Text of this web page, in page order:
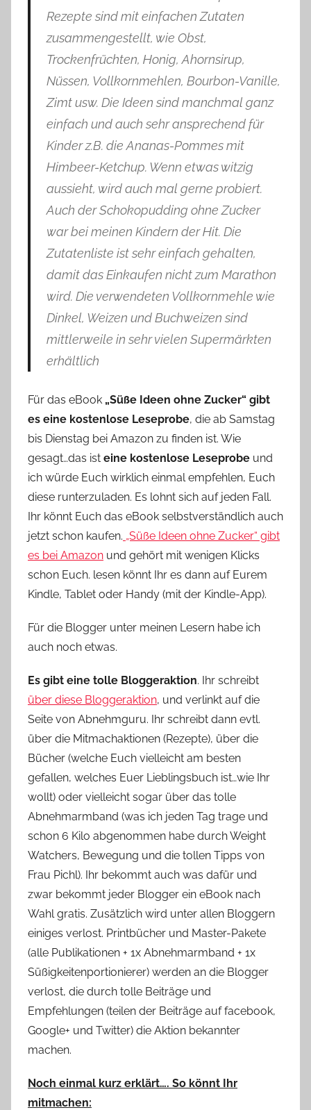
Rezepte sind mit einfachen Zutaten
zusammengestellt, wie Obst,
Trockenfrüchten, Honig, Ahornsirup,
Nüssen, Vollkornmehlen, Bourbon-Vanille,
Zimt usw. Die Ideen sind manchmal ganz
einfach und auch sehr ansprechend für
Kinder z.B. die Ananas-Pommes mit
Himbeer-Ketchup. Wenn etwas witzig
aussieht, wird auch mal gerne probiert.
Auch der Schokopudding ohne Zucker
war bei meinen Kindern der Hit. Die
Zutatenliste ist sehr einfach gehalten,
damit das Einkaufen nicht zum Marathon
wird. Die verwendeten Vollkornmehle wie
Dinkel, Weizen und Buchweizen sind
mittlerweile in sehr vielen Supermärkten
erhältlich
Für das eBook „Süße Ideen ohne Zucker“ gibt
es eine kostenlose Leseprobe, die ab Samstag
bis Dienstag bei Amazon zu finden ist. Wie
gesagt…das ist eine kostenlose Leseprobe und
ich würde Euch wirklich einmal empfehlen, Euch
diese runterzuladen. Es lohnt sich auf jeden Fall.
Ihr könnt Euch das eBook selbstverständlich auch
jetzt schon kaufen. „Süße Ideen ohne Zucker“ gibt
es bei Amazon und gehört mit wenigen Klicks
schon Euch. lesen könnt Ihr es dann auf Eurem
Kindle, Tablet oder Handy (mit der Kindle-App).
Für die Blogger unter meinen Lesern habe ich
auch noch etwas.
Es gibt eine tolle Bloggeraktion. Ihr schreibt
über diese Bloggeraktion, und verlinkt auf die
Seite von Abnehmguru. Ihr schreibt dann evtl.
über die Mitmachaktionen (Rezepte), über die
Bücher (welche Euch vielleicht am besten
gefallen, welches Euer Lieblingsbuch ist…wie Ihr
wollt) oder vielleicht sogar über das tolle
Abnehmarmband (was ich jeden Tag trage und
schon 6 Kilo abgenommen habe durch Weight
Watchers, Bewegung und die tollen Tipps von
Frau Pichl). Ihr bekommt auch was dafür und
zwar bekommt jeder Blogger ein eBook nach
Wahl gratis. Zusätzlich wird unter allen Bloggern
einiges verlost. Printbücher und Master-Pakete
(alle Publikationen + 1x Abnehmarmband + 1x
Süßigkeitenportionierer) werden an die Blogger
verlost, die durch tolle Beiträge und
Empfehlungen (teilen der Beiträge auf facebook,
Google+ und Twitter) die Aktion bekannter
machen.
Noch einmal kurz erklärt…. So könnt Ihr
mitmachen: